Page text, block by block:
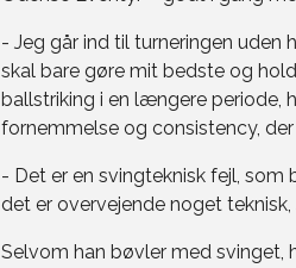
- Jeg går ind til turneringen uden
skal bare gøre mit bedste og
ballstriking i en længere periode,
fornemmelse og consistency,
- Det er en svingteknisk fejl, som
det er overvejende noget
Selvom han bøvler med svinget,